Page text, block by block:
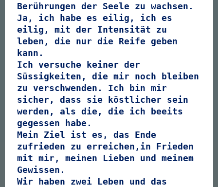
Berührungen der Seele zu wachsen.
Ja, ich habe es eilig, ich es
eilig, mit der Intensität zu
leben, die nur die Reife geben
kann.
Ich versuche keiner der
Süssigkeiten, die mir noch bleiben
zu verschwenden. Ich bin mir
sicher, dass sie köstlicher sein
werden, als die, die ich beeits
gegessen habe.
Mein Ziel ist es, das Ende
zufrieden zu erreichen,in Frieden
mit mir, meinen Lieben und meinem
Gewissen.
Wir haben zwei Leben und das